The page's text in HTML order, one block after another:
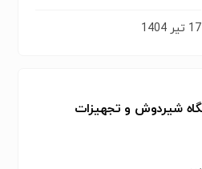
17 تیر 1404
شیردوش و تجهیزات